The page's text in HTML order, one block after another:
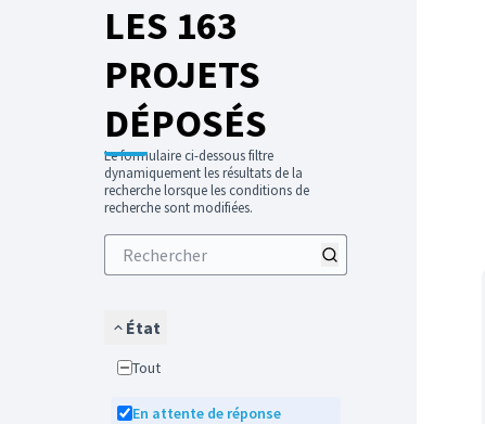
LES 163
PROJETS
DÉPOSÉS
Le formulaire ci-dessous filtre
dynamiquement les résultats de la
recherche lorsque les conditions de
recherche sont modifiées.
État
Tout
En attente de réponse